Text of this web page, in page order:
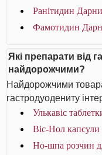
Ранітидин
Фамотидин
Які препарати від
найдорожчими?
Найдорожчими
гастродуодениту
Улькавіс
Віс-Нол
Но-шпа розчин